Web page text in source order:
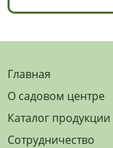
Главная
О садовом центре
Каталог продукции
Сотрудничество